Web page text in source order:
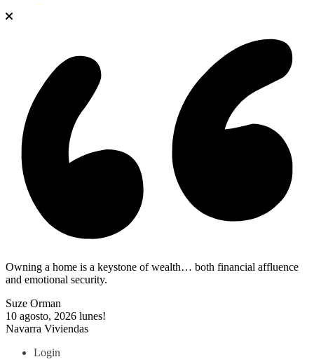
Owning a home is a keystone of wealth… both financial affluence
and emotional security.
Suze Orman
10 agosto, 2026 lunes!
Navarra Viviendas
Login